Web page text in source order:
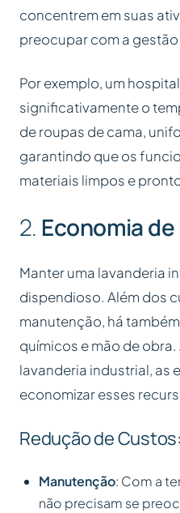
concentrem em suas
preocupar com a
Por exemplo, um
significativamente o
de roupas de cama,
garantindo que os
materiais limpos e
2. Economia
Manter uma lavanderia
dispendioso. Além dos
manutenção, há
químicos e mão de
lavanderia industrial, as
economizar esses
Redução de Custos:
Manutenção: Com a
não precisam se